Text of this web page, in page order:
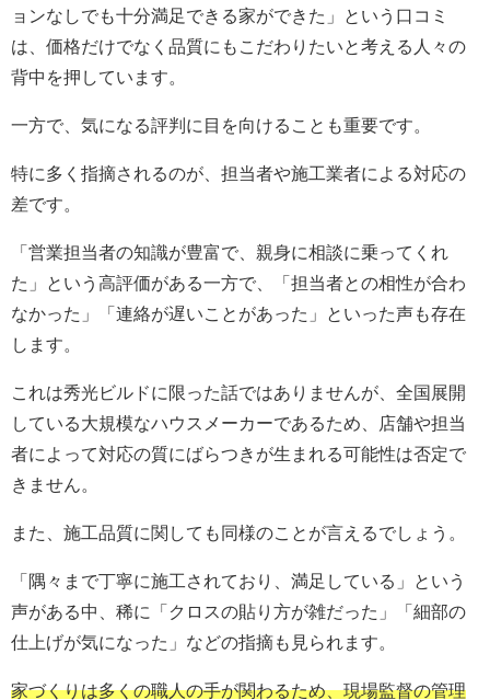
ョンなしでも十分満足できる家ができた」という口コミ
は、価格だけでなく品質にもこだわりたいと考える人々の
背中を押しています。
一方で、気になる評判に目を向けることも重要です。
特に多く指摘されるのが、担当者や施工業者による対応の
差です。
「営業担当者の知識が豊富で、親身に相談に乗ってくれ
た」という高評価がある一方で、「担当者との相性が合わ
なかった」「連絡が遅いことがあった」といった声も存在
します。
これは秀光ビルドに限った話ではありませんが、全国展開
している大規模なハウスメーカーであるため、店舗や担当
者によって対応の質にばらつきが生まれる可能性は否定で
きません。
また、施工品質に関しても同様のことが言えるでしょう。
「隅々まで丁寧に施工されており、満足している」という
声がある中、稀に「クロスの貼り方が雑だった」「細部の
仕上げが気になった」などの指摘も見られます。
家づくりは多くの職人の手が関わるため、現場監督の管理